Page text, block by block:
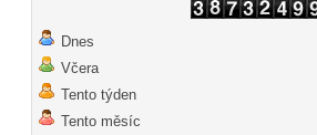
Dnes
Včera
Tento týden
Tento měsíc